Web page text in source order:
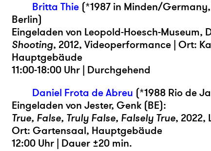
Britta Thie (*1987 in Minden/
Berlin)
Eingeladen von Leopold-Hoesch-Museum,
Shooting, 2012, Videoperformance | Ort:
Hauptgebäude
11:00-18:00 Uhr | Durchgehend
Daniel Frota de Abreu (*1988 Rio de
Eingeladen von Jester, Genk (BE):
True, False, Truly False, Falsely True, 2022,
Ort: Gartensaal, Hauptgebäude
12:00 Uhr | Dauer ±20 min.